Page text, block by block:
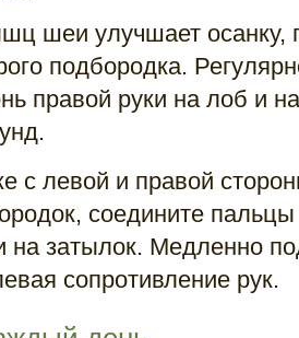
шеи улучшает осанку,
подбородка.
правой руки на лоб и
с левой и правой
соедините
на затылок. Медленно
сопротивление рук.